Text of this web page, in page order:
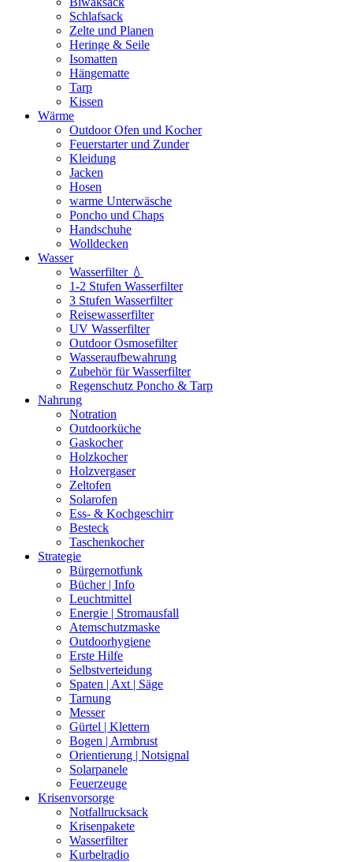
Schlafsack
Zelte und Planen
Heringe & Seile
Isomatten
Hängematte
Tarp
Kissen
Wärme
Outdoor Ofen und Kocher
Feuerstarter und Zunder
Kleidung
Jacken
Hosen
warme Unterwäsche
Poncho und Chaps
Handschuhe
Wolldecken
Wasser
Wasserfilter 💧
1-2 Stufen Wasserfilter
3 Stufen Wasserfilter
Reisewasserfilter
UV Wasserfilter
Outdoor Osmosefilter
Wasseraufbewahrung
Zubehör für Wasserfilter
Regenschutz Poncho & Tarp
Nahrung
Notration
Outdoorküche
Gaskocher
Holzkocher
Holzvergaser
Zeltofen
Solarofen
Ess- & Kochgeschirr
Besteck
Taschenkocher
Strategie
Bürgernotfunk
Bücher | Info
Leuchtmittel
Energie | Stromausfall
Atemschutzmaske
Outdoorhygiene
Erste Hilfe
Selbstverteidung
Spaten | Axt | Säge
Tarnung
Messer
Gürtel | Klettern
Bogen | Armbrust
Orientierung | Notsignal
Solarpanele
Feuerzeuge
Krisenvorsorge
Notfallrucksack
Krisenpakete
Wasserfilter
Kurbelradio